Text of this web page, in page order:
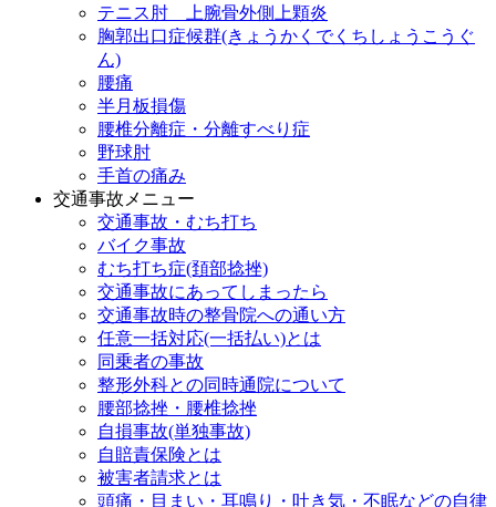
テニス肘 上腕骨外側上顆炎
胸郭出口症候群(きょうかくでくちしょうこうぐ
ん)
腰痛
半月板損傷
腰椎分離症・分離すべり症
野球肘
手首の痛み
交通事故メニュー
交通事故・むち打ち
バイク事故
むち打ち症(頚部捻挫)
交通事故にあってしまったら
交通事故時の整骨院への通い方
任意一括対応(一括払い)とは
同乗者の事故
整形外科との同時通院について
腰部捻挫・腰椎捻挫
自損事故(単独事故)
自賠責保険とは
被害者請求とは
頭痛・目まい・耳鳴り・吐き気・不眠などの自律